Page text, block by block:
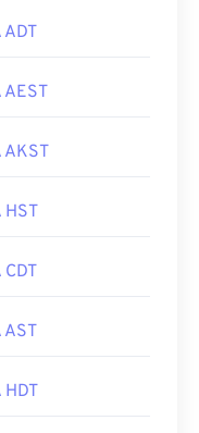
ADT
AEST
AKST
HST
CDT
AST
HDT